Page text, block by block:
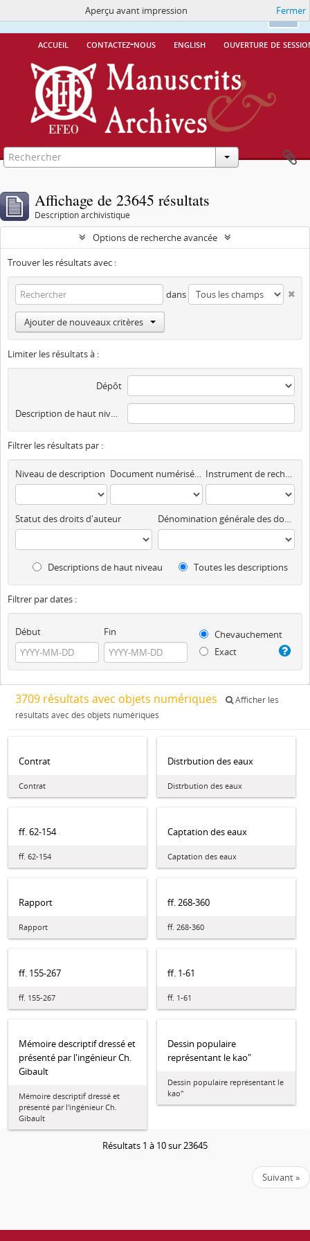
Ok
Ce site utilise des cookiesMore Info.
accueil contactez-nous english ouverture de
Aperçu avant impression Fermer
Affichage de 23645 résultats
Description archivistique
Options de recherche avancée
Trouver les résultats avec :
dans
Ajouter de nouveaux critères
Limiter les résultats à :
Dépôt
Description de haut niveau
Filtrer les résultats par :
Niveau de description Document numérisé disponible Instrument de recherche
Statut des droits d'auteur Dénomination générale des documents
Descriptions de haut niveau Toutes les descriptions
Filtrer par dates :
Début Fin
Chevauchement
Exact
3709 résultats avec objets numériques
Afficher les
résultats avec des objets numériques
Contrat
Contrat
Distrbution des eaux
Distrbution des eaux
ff. 62-154
ff. 62-154
Captation des eaux
Captation des eaux
Rapport
Rapport
ff. 268-360
ff. 268-360
ff. 155-267
ff. 155-267
ff. 1-61
ff. 1-61
Mémoire descriptif dressé et
présenté par l'ingénieur Ch.
Gibault
Mémoire descriptif dressé et
présenté par l'ingénieur Ch.
Gibault
Dessin populaire
représentant le kao"
Dessin populaire représentant le
kao"
Résultats 1 à 10 sur 23645
Suivant »